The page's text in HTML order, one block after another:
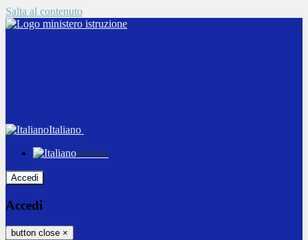
Salta al contenuto
Italiano
Italiano
Accedi
Accedi
button close ×